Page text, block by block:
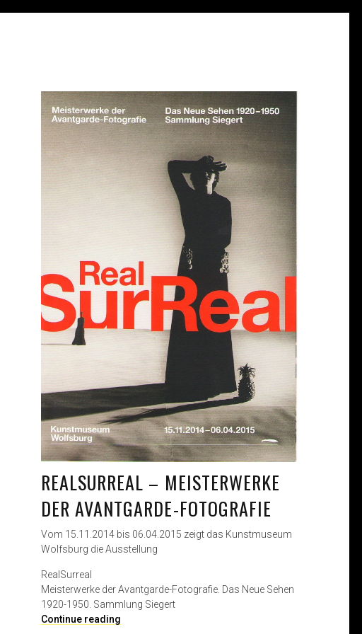
REALSURREAL – MEISTERWERKE
DER AVANTGARDE-FOTOGRAFIE
Vom 15.11.2014 bis 06.04.2015 zeigt das Kunstmuseum
Wolfsburg die Ausstellung
RealSurreal
Meisterwerke der Avantgarde-Fotografie. Das Neue Sehen
1920-1950. Sammlung Siegert
Continue readingR